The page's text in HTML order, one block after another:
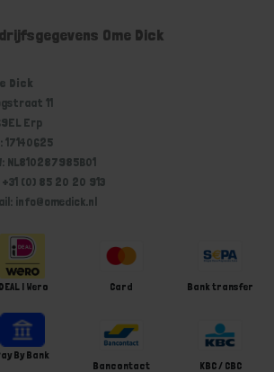
Ome Dick
Dick
11
Erp
17140625
NL810287985B01
+31 (0) 85 20 20 913
info@omedick.nl
| Wero Card Bank transfer
By Bank
Bancontact
KBC / CBC